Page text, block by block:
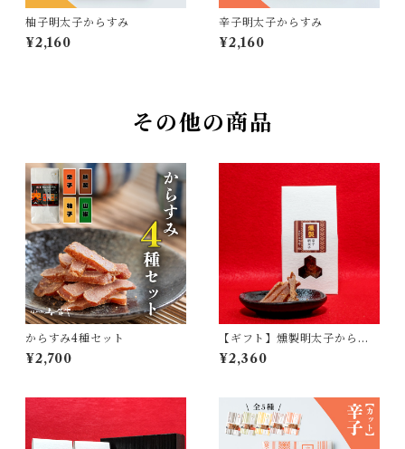
柚子明太子からすみ
¥2,160
辛子明太子からすみ
¥2,160
その他の商品
からすみ4種セット
¥2,700
【ギフト】燻製明太子からす
み
¥2,360